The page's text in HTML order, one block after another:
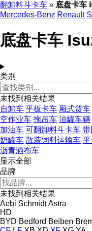
翻卸料斗卡车 » 底盘卡车
Mercedes-Benz Renault
底盘卡车
类别
未找到相关结果
自卸车 平板卡车 厢式货车
空作业车 拖吊车 油罐车辆
加油车 可翻卸料斗卡车 带
奶罐车 散装饲料运输车 平
沥青洒布车
显示全部
品牌
未找到相关结果
Aebi SchmidtAstra
HD
BYD Bedford Beiben